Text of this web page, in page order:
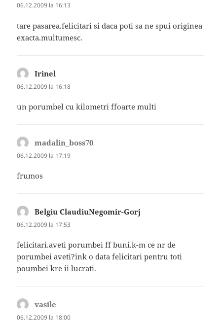
06.12.2009 la 16:13
tare pasarea.felicitari si daca poti sa ne spui originea
exacta.multumesc.
Irinel
06.12.2009 la 16:18
un porumbel cu kilometri ffoarte multi
madalin_boss70
06.12.2009 la 17:19
frumos
Belgiu ClaudiuNegomir-Gorj
06.12.2009 la 17:53
felicitari.aveti porumbei ff buni.k-m ce nr de
porumbei aveti?ink o data felicitari pentru toti
poumbei kre ii lucrati.
vasile
06.12.2009 la 18:00